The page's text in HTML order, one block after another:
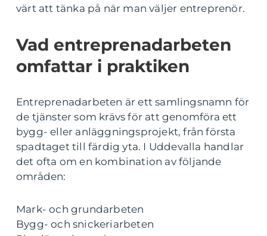
värt att tänka på när man väljer entreprenör.
Vad entreprenadarbeten
omfattar i praktiken
Entreprenadarbeten är ett samlingsnamn för
de tjänster som krävs för att genomföra ett
bygg- eller anläggningsprojekt, från första
spadtaget till färdig yta. I Uddevalla handlar
det ofta om en kombination av följande
områden:
Mark- och grundarbeten
Bygg- och snickeriarbeten